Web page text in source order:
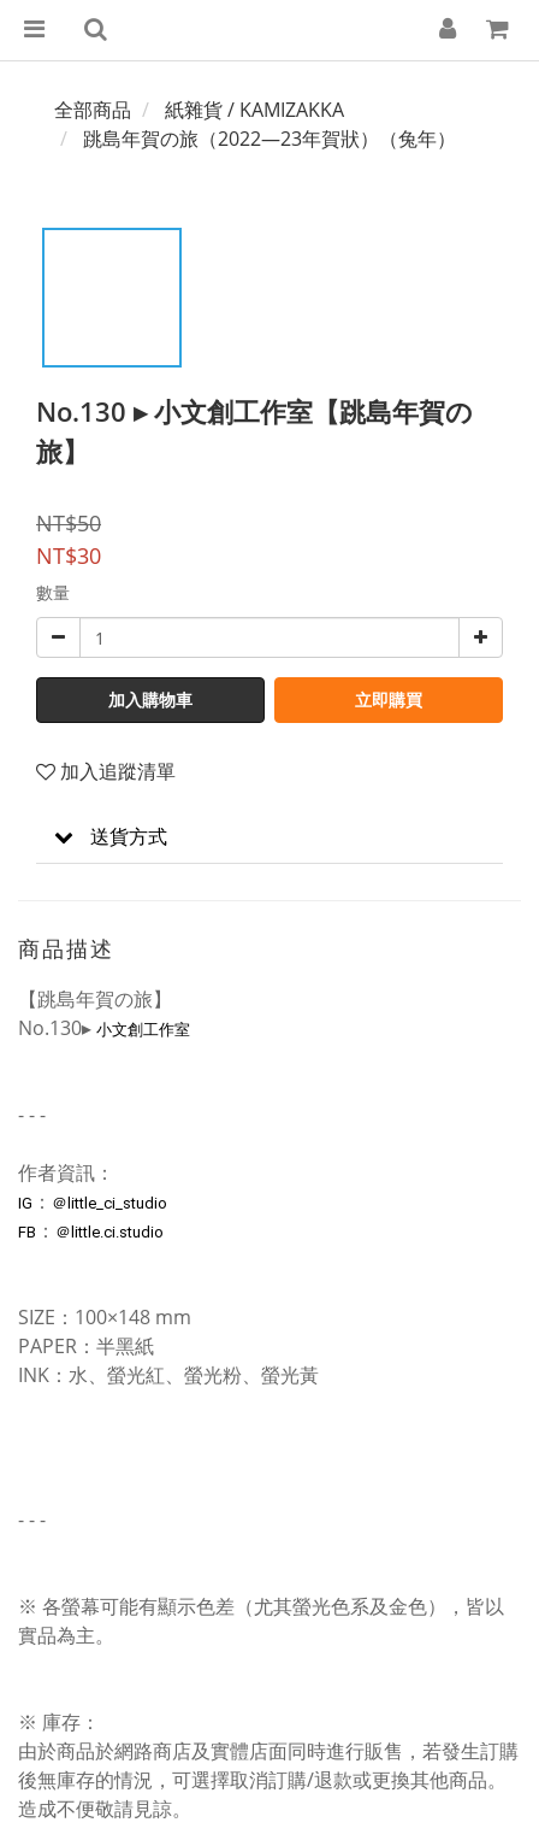
全部商品
紙雜貨 / KAMIZAKKA
跳島年賀の旅（2022—23年賀狀）（兔年）
No.130 ▸ 小文創工作室【跳島年賀の
旅】
NT$50
NT$30
數量
加入購物車 立即購買
加入追蹤清單
送貨方式
商品描述
【跳島年賀の旅】
No.130▸ 小文創工作室
- - -
作者資訊：
IG ： ＠little_ci_studio
FB ： ＠little.ci.studio
SIZE：100×148 mm
PAPER：半黑紙
INK：水、螢光紅、螢光粉、螢光黃
- - -
※ 各螢幕可能有顯示色差（尤其螢光色系及金色），皆以
實品為主。
※ 庫存：
由於商品於網路商店及實體店面同時進行販售，若發生訂購
後無庫存的情況，可選擇取消訂購/退款或更換其他商品。
造成不便敬請見諒。